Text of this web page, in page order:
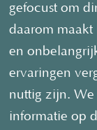
gefocust om
daarom maakt
en
ervaringen
nuttig zijn. We
informatie op